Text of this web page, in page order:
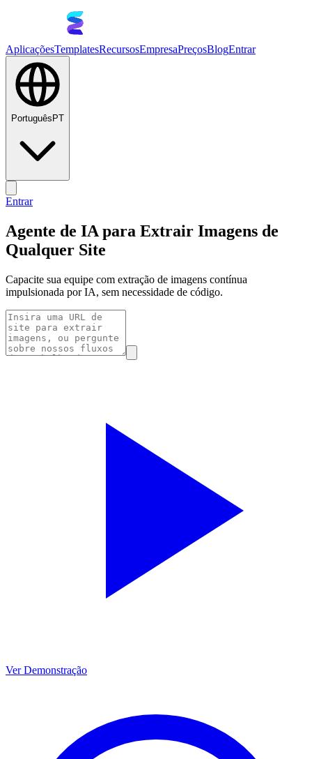
AplicaçõesTemplatesRecursosEmpresaPreçosBlogEntrar
Português PT
Entrar
Agente de IA para Extrair Imagens de
Qualquer Site
Capacite sua equipe com extração de imagens contínua
impulsionada por IA, sem necessidade de código.
Ver Demonstração